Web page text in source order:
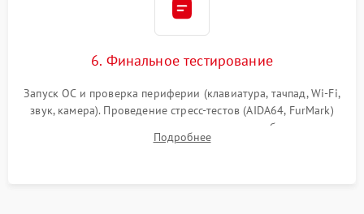
6. Финальное тестирование
Запуск ОС и проверка периферии (клавиатура, тачпад, Wi-Fi,
звук, камера). Проведение стресс-тестов (AIDA64, FurMark)
для контроля температурного режима и стабильности
системы под пиковой нагрузкой.
Подробнее